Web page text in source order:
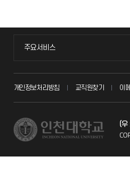
주요서비스
주요서비스
교무회의방송
시설예약
개인정보처리방침 교직원찾기 이
(